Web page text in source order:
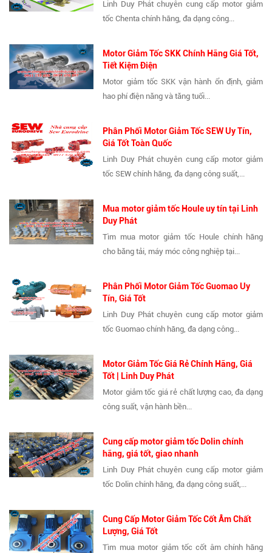
Linh Duy Phát chuyên cung cấp motor giảm
tốc Chenta chính hãng, đa dạng công...
Motor Giảm Tốc SKK Chính Hãng Giá Tốt,
Tiết Kiệm Điện
Motor giảm tốc SKK vận hành ổn định, giảm
hao phí điện năng và tăng tuổi...
Phân Phối Motor Giảm Tốc SEW Uy Tín,
Giá Tốt Toàn Quốc
Linh Duy Phát chuyên cung cấp motor giảm
tốc SEW chính hãng, đa dạng công suất,...
Mua motor giảm tốc Houle uy tín tại Linh
Duy Phát
Tìm mua motor giảm tốc Houle chính hãng
cho băng tải, máy móc công nghiệp tại...
Phân Phối Motor Giảm Tốc Guomao Uy
Tín, Giá Tốt
Linh Duy Phát chuyên cung cấp motor giảm
tốc Guomao chính hãng, đa dạng công...
Motor Giảm Tốc Giá Rẻ Chính Hãng, Giá
Tốt | Linh Duy Phát
Motor giảm tốc giá rẻ chất lượng cao, đa dạng
công suất, vận hành bền...
Cung cấp motor giảm tốc Dolin chính
hãng, giá tốt, giao nhanh
Linh Duy Phát chuyên cung cấp motor giảm
tốc Dolin chính hãng, đa dạng công suất,...
Cung Cấp Motor Giảm Tốc Cốt Âm Chất
Lượng, Giá Tốt
Tìm mua motor giảm tốc cốt âm chính hãng